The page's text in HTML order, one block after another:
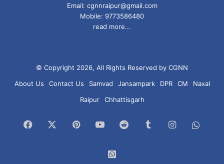
Email: cgnnraipur@gmail.com
Mobile: 9773586480
read more...
© Copyright 2026, All Rights Reserved by CGNN
About Us
Contact Us Samvad Jansampark DPR CM
Naxal
Raipur
Chhattisgarh
Facebook PinterestYouTubeReddit TumblrInstagram